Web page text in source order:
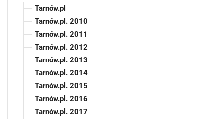
Tarnów.pl
Tarnów.pl. 2010
Tarnów.pl. 2011
Tarnów.pl. 2012
Tarnów.pl. 2013
Tarnów.pl. 2014
Tarnów.pl. 2015
Tarnów.pl. 2016
Tarnów.pl. 2017